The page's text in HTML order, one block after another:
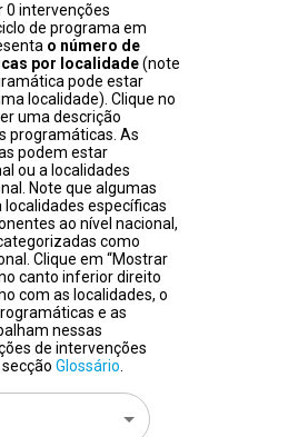
0 intervenções
de programa em
o número de
por localidade(note
pode estar
localidade). Clique no
uma descrição
programáticas. As
podem estar
ou a localidades
Note que algumas
específicas
ao nível nacional,
como
Clique em “Mostrar
canto inferior direito
com as localidades, o
e as
nessas
de intervenções
Glossário